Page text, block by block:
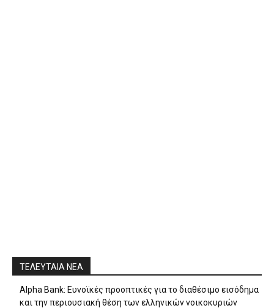
ΤΕΛΕΥΤΑΙΑ ΝΕΑ
Alpha Bank: Ευνοϊκές προοπτικές για το διαθέσιμο εισόδημα
και την περιουσιακή θέση των ελληνικών νοικοκυριών